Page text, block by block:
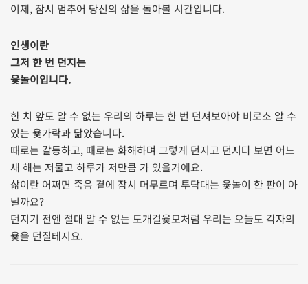
이제, 잠시 멈추어 당신의 삶을 돌아볼 시간입니다.
인생이란
그저 한 번 던지는
윷놀이입니다.
한 치 앞도 알 수 없는 우리의 하루는 한 번 던져보아야 비로소 알 수
있는 윷가락과 닮았습니다.
때로는 갈등하고, 때로는 화해하며 그렇게 던지고 던지다 보면 어느
새 해는 저물고 하루가 저만큼 가 있을거에요.
삶이란 어쩌면 죽음 곁에 잠시 머무르며 투닥대는 윷놀이 한 판이 아
닐까요?
던지기 전엔 절대 알 수 없는 도개걸윷모처럼 우리는 오늘도 각자의
윷을 던질테지요.